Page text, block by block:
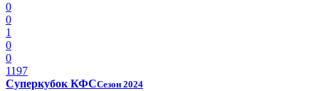
0
0
1
0
0
1197
Суперкубок КФССезон 2024